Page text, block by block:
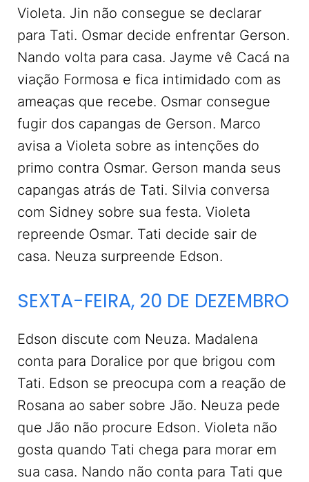
Violeta. Jin não consegue se declarar
para Tati. Osmar decide enfrentar Gerson.
Nando volta para casa. Jayme vê Cacá na
viação Formosa e fica intimidado com as
ameaças que recebe. Osmar consegue
fugir dos capangas de Gerson. Marco
avisa a Violeta sobre as intenções do
primo contra Osmar. Gerson manda seus
capangas atrás de Tati. Silvia conversa
com Sidney sobre sua festa. Violeta
repreende Osmar. Tati decide sair de
casa. Neuza surpreende Edson.
SEXTA-FEIRA, 20 DE DEZEMBRO
Edson discute com Neuza. Madalena
conta para Doralice por que brigou com
Tati. Edson se preocupa com a reação de
Rosana ao saber sobre Jão. Neuza pede
que Jão não procure Edson. Violeta não
gosta quando Tati chega para morar em
sua casa. Nando não conta para Tati que